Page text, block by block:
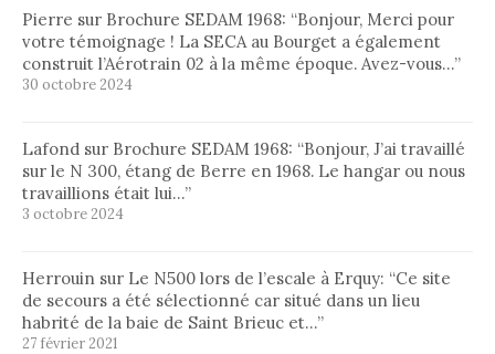
Pierre sur Brochure SEDAM 1968: “Bonjour, Merci pour
votre témoignage ! La SECA au Bourget a également
construit l’Aérotrain 02 à la même époque. Avez-vous…”
30 octobre 2024
Lafond sur Brochure SEDAM 1968: “Bonjour, J’ai travaillé
sur le N 300, étang de Berre en 1968. Le hangar ou nous
travaillions était lui…”
3 octobre 2024
Herrouin sur Le N500 lors de l’escale à Erquy: “Ce site
de secours a été sélectionné car situé dans un lieu
habrité de la baie de Saint Brieuc et…”
27 février 2021